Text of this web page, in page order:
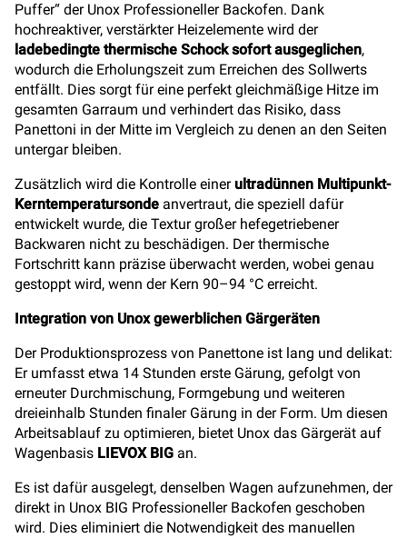
Puffer“ der Unox Professioneller Backofen. Dank
hochreaktiver, verstärkter Heizelemente wird der
ladebedingte thermische Schock sofort ausgeglichen,
wodurch die Erholungszeit zum Erreichen des Sollwerts
entfällt. Dies sorgt für eine perfekt gleichmäßige Hitze im
gesamten Garraum und verhindert das Risiko, dass
Panettoni in der Mitte im Vergleich zu denen an den Seiten
untergar bleiben.
Zusätzlich wird die Kontrolle einer ultradünnen Multipunkt-
Kerntemperatursonde anvertraut, die speziell dafür
entwickelt wurde, die Textur großer hefegetriebener
Backwaren nicht zu beschädigen. Der thermische
Fortschritt kann präzise überwacht werden, wobei genau
gestoppt wird, wenn der Kern 90–94 °C erreicht.
Integration von Unox gewerblichen Gärgeräten
Der Produktionsprozess von Panettone ist lang und delikat:
Er umfasst etwa 14 Stunden erste Gärung, gefolgt von
erneuter Durchmischung, Formgebung und weiteren
dreieinhalb Stunden finaler Gärung in der Form. Um diesen
Arbeitsablauf zu optimieren, bietet Unox das Gärgerät auf
Wagenbasis LIEVOX BIG an.
Es ist dafür ausgelegt, denselben Wagen aufzunehmen, der
direkt in Unox BIG Professioneller Backofen geschoben
wird. Dies eliminiert die Notwendigkeit des manuellen